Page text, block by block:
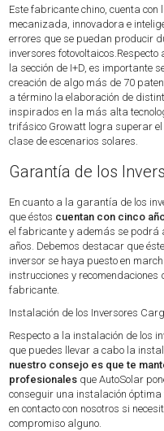
Este fabricante chino, cuenta
mecanizada, innovadora e
errores que se puedan producir
inversores
la sección de I+D, es importante
creación de algo más de 70
a término la elaboración de
inspirados en la más alta
trifásico Growatt logra superar
clase de escenarios solares.
Garantía de los
En cuanto a la garantía de los
que éstos cuentan con cinco
el fabricante y además se podrá
años. Debemos destacar que
inversor se haya puesto en
instrucciones y recomendaciones
fabricante.
Instalación de los Inversores
Respecto a la instalación de los
que puedes llevar a cabo la
nuestro consejo es que te
profesionales que AutoSolar
conseguir una instalación óptima
en contacto con nosotros si
compromiso alguno.